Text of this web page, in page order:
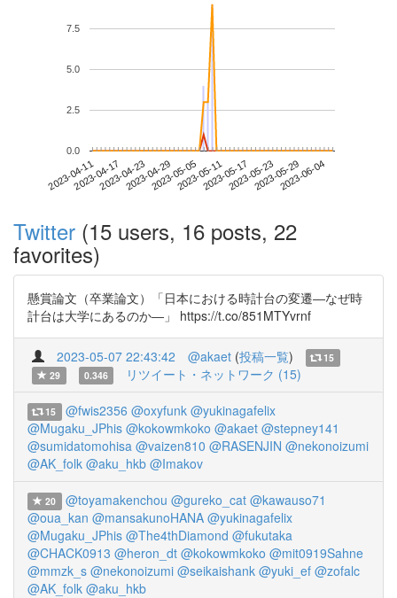
2023-04-112023-04-172023-04-232023-04-292023-05-052023-05-112023-05-172023-05-232023-05-292023-06-04
0.0
2.5
5.0
7.5
Twitter (15 users, 16 posts, 22
favorites)
懸賞論文（卒業論文）「日本における時計台の変遷―なぜ時
計台は大学にあるのか―」 https://t.co/851MTYvrnf
2023-05-07 22:43:42 @akaet (投稿一覧)
15
29
0.346 リツイート・ネットワーク (15)
15 @fwis2356 @oxyfunk @yukinagafelix
@Mugaku_JPhis @kokowmkoko @akaet @stepney141
@sumidatomohisa @vaizen810 @RASENJIN @nekonoizumi
@AK_folk @aku_hkb @Imakov
20 @toyamakenchou @gureko_cat @kawauso71
@oua_kan @mansakunoHANA @yukinagafelix
@Mugaku_JPhis @The4thDiamond @fukutaka
@CHACK0913 @heron_dt @kokowmkoko @mit0919Sahne
@mmzk_s @nekonoizumi @seikaishank @yuki_ef @zofalc
@AK_folk @aku_hkb